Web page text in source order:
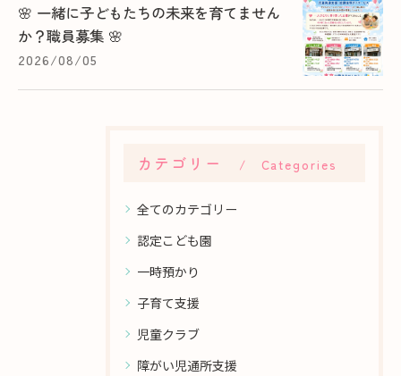
🌸 一緒に子どもたちの未来を育てません
か？職員募集 🌸
2026/08/05
カテゴリー Categories
全てのカテゴリー
認定こども園
一時預かり
子育て支援
児童クラブ
障がい児通所支援